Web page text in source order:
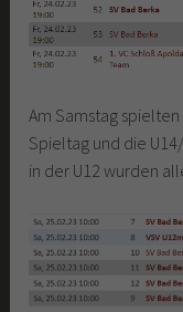
Am Samstag
Spieltag und die
in der U12 wurden